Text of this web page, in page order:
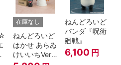
在庫なし
ねんどろいど
はかせ あらゐ
けいいちVer.
ねんどろいど
パンダ『呪術
廻戦』
6,100 円